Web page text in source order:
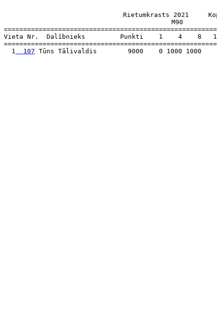
Rietumkrasts 2021
M90
Vieta Nr.  Dalībnieks         Punkti    1    4    8
  1
  107